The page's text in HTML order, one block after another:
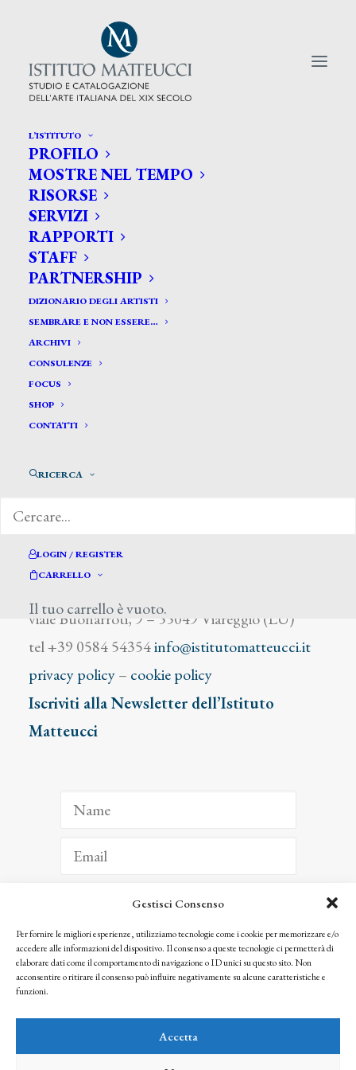
Gestisci Consenso
Per fornire le migliori esperienze, utilizziamo tecnologie come i cookie per memorizzare e/o
accedere alle informazioni del dispositivo. Il consenso a queste tecnologie ci permetterà di
elaborare dati come il comportamento di navigazione o ID unici su questo sito. Non
acconsentire o ritirare il consenso può influire negativamente su alcune caratteristiche e
funzioni.
Accetta
L’ISTITUTO
PROFILO
MOSTRE NEL TEMPO
RISORSE
SERVIZI
RAPPORTI
STAFF
PARTNERSHIP
DIZIONARIO DEGLI ARTISTI
SEMBRARE E NON ESSERE…
ARCHIVI
CONSULENZE
FOCUS
SHOP
CONTATTI
RICERCA
LOGIN / REGISTER
CARRELLO
Il tuo carrello è vuoto.
CERCA TRA GLI ARTISTI:
Search
for:
Darnent
viale Buonarroti, 9 – 55049 Viareggio (LU)
tel +39 0584 54354info@istitutomatteucci.it
privacy policy– cookie policy
Iscriviti alla Newsletter dell’Istituto
Matteucci
ISCRIVITI
Facendo clic per iscriverti, riconosci che le tue informazioni saranno trattate
seguendo la nostra Privacy Policy
© 2025 Istituto Matteucci. All right reserved
l’autorizzazione scritta dei proprietari dei diritti e dell’Istituto Matteucci